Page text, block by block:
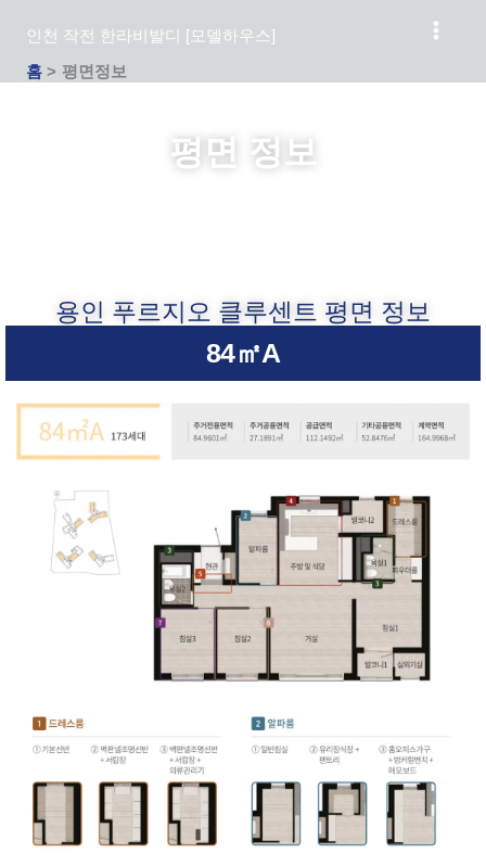
인천 작전 한라비발디 [모델하우스]
홈 평면정보
평면 정보
용인 푸르지오 클루센트 평면 정보
84㎡A